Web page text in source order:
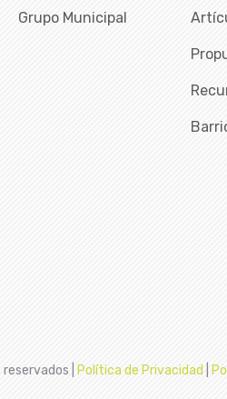
Grupo Municipal
| Política de Privacidad